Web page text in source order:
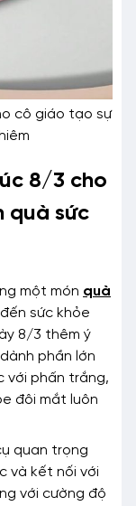
cô giáo tạo sự
8/3 cho
quà sức
một món quà
sức khỏe
8/3 thêm ý
phần lớn
với phấn trắng,
đôi mắt luôn
quan trọng
và kết nối với
với cường độ